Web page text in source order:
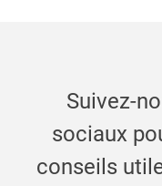
Suivez-
sociaux
conseils